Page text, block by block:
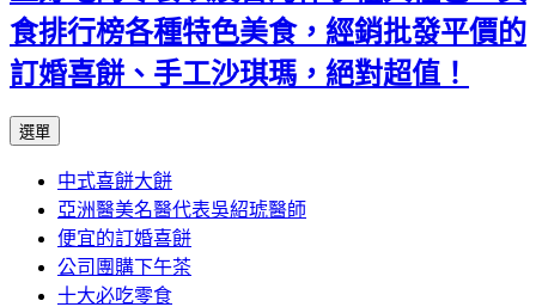
食排行榜各種特色美食，經銷批發平價的
訂婚喜餅、手工沙琪瑪，絕對超值！
選單
內
容
中式喜餅大餅
亞洲醫美名醫代表吳紹琥醫師
便宜的訂婚喜餅
公司團購下午茶
十大必吃零食